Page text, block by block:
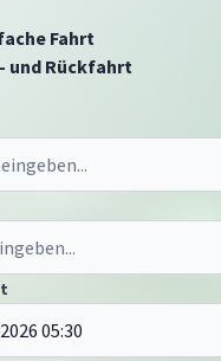
Fahrt
und Rückfahrt